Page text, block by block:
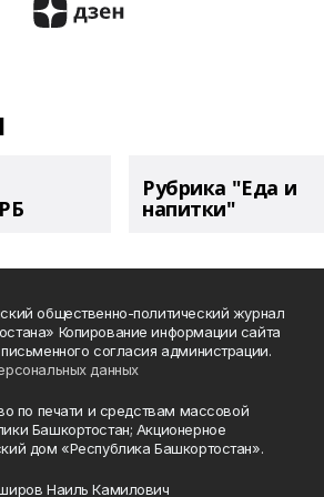
Рубрика "Еда и
напитки"
общественно-политический журнал
Копирование информации сайта
согласия администрации.
данных
по печати и средствам массовой
Башкортостан; Акционерное
дом «Республика Башкортостан».
Наиль Камилович